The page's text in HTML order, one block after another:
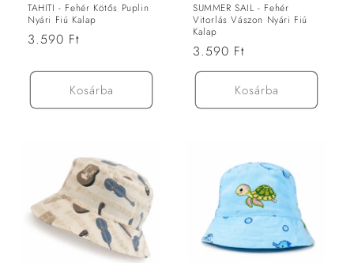
TAHITI - Fehér Kötős Puplin
Nyári Fiú Kalap
Normál
3.590 Ft
Kosárba
SUMMER SAIL - Fehér
Vitorlás Vászon Nyári Fiú
Kalap
Normál
ár
3.590 Ft
Kosárba